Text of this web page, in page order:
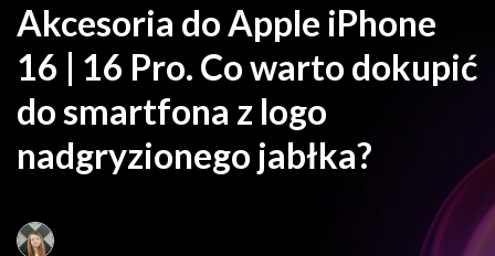
Akcesoria do Apple iPhone
16 | 16 Pro. Co warto dokupić
do smartfona z logo
nadgryzionego jabłka?